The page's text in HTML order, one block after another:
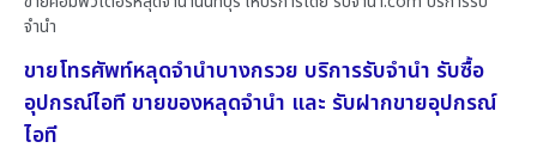
จำนำ
ขายโทรศัพท์หลุดจำนำบางกรวย บริการรับจำนำ รับซื้อ
อุปกรณ์ไอที ขายของหลุดจำนำ และ รับฝากขายอุปกรณ์
ไอที